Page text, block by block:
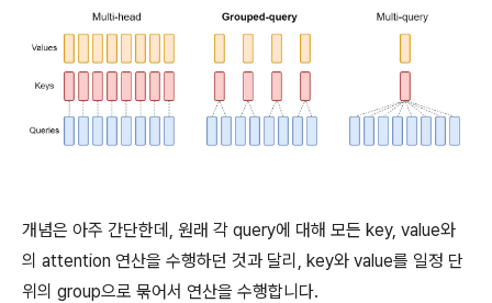
개념은 아주 간단한데, 원래 각 query에 대해 모든 key, value와
의 attention 연산을 수행하던 것과 달리, key와 value를 일정 단
위의 group으로 묶어서 연산을 수행합니다.